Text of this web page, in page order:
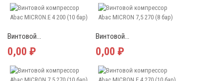
Винтовой...
0,00 ₽
Винтовой...
0,00 ₽